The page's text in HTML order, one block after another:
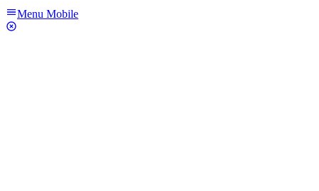
Menu Mobile